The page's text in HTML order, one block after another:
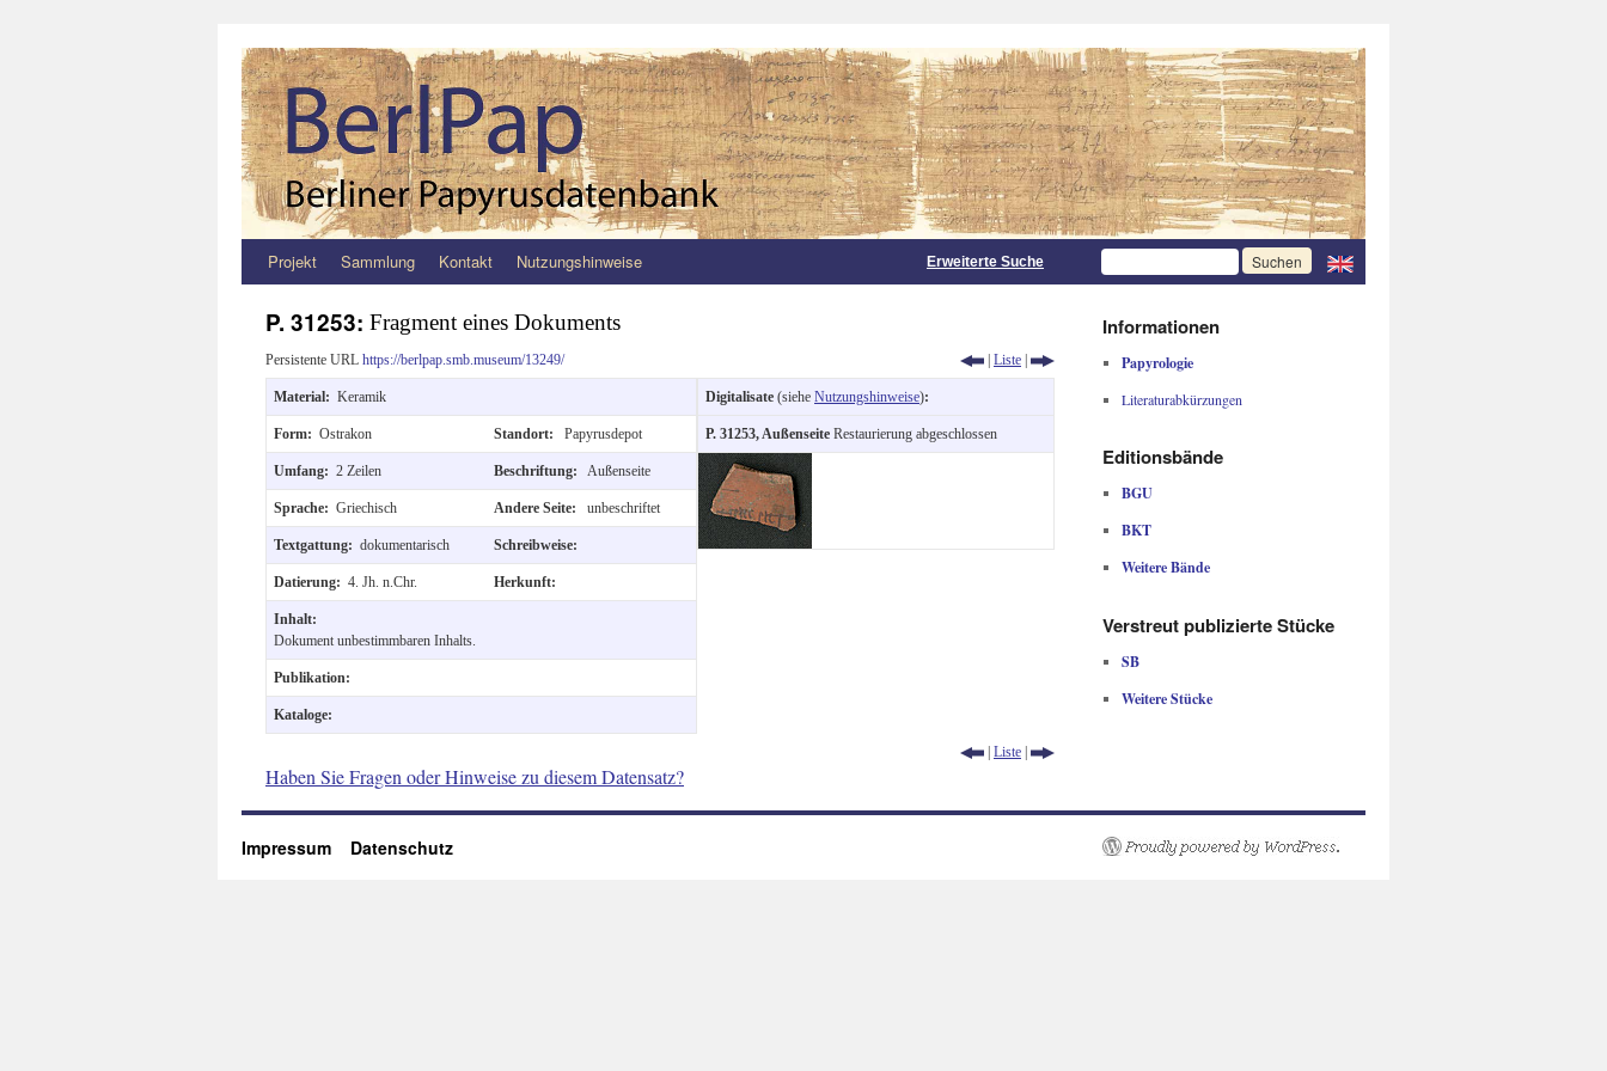
Zum
springen
Projekt Sammlung Kontakt Nutzungshinweise Erweiterte Suche
P. 31253: Fragment eines Dokuments
Persistente URL https://berlpap.smb.museum/13249/ | Liste |
Material: Keramik
Form: Ostrakon Standort: Papyrusdepot
Umfang: 2 Zeilen Beschriftung: Außenseite
Sprache: Griechisch Andere Seite: unbeschriftet
Textgattung: dokumentarisch Schreibweise:
Datierung: 4. Jh. n.Chr. Herkunft:
Inhalt:
Dokument unbestimmbaren Inhalts.
Publikation:
Kataloge:
Digitalisate (siehe Nutzungshinweise):
P. 31253, Außenseite Restaurierung abgeschlossen
| Liste |
Haben Sie Fragen oder Hinweise zu diesem Datensatz?
Informationen
Papyrologie
Literaturabkürzungen
Editionsbände
BGU
BKT
Weitere Bände
Verstreut publizierte Stücke
SB
Weitere Stücke
Impressum Datenschutz